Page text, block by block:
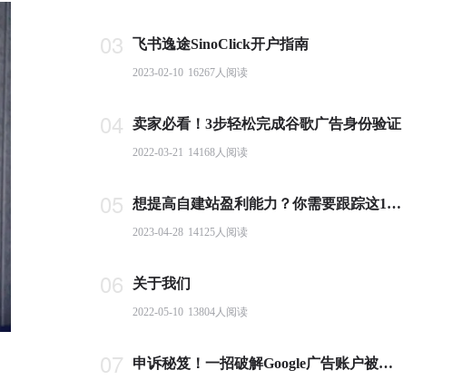
03 飞书逸途SinoClick开户指南
2023-02-10 16267人阅读
04 卖家必看！3步轻松完成谷歌广告身份验证
2022-03-21 14168人阅读
05 想提高自建站盈利能力？你需要跟踪这10个基本电商指标
2023-04-28 14125人阅读
06 关于我们
2022-05-10 13804人阅读
07 申诉秘笈！一招破解Google广告账户被封难题